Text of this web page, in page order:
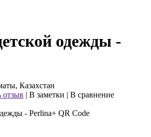
одежды -
Казахстан
отзыв | В заметки | В сравнение